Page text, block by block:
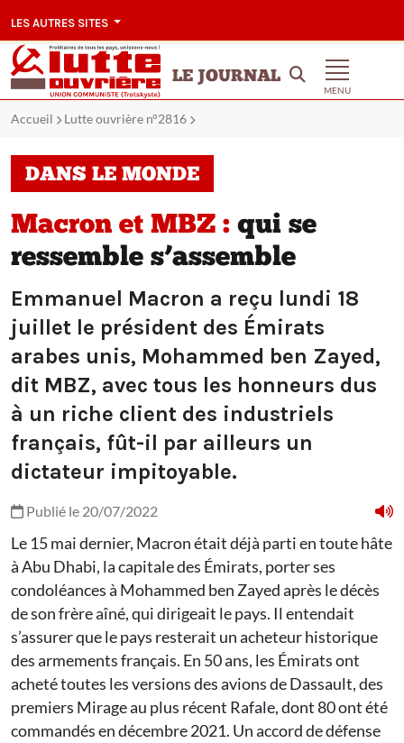
LES AUTRES SITES
LE JOURNAL
MENU
Accueil Lutte ouvrière n°2816
DANS LE MONDE
Macron et MBZ : qui se
ressemble s’assemble
Emmanuel Macron a reçu lundi 18
juillet le président des Émirats
arabes unis, Mohammed ben Zayed,
dit MBZ, avec tous les honneurs dus
à un riche client des industriels
français, fût-il par ailleurs un
dictateur impitoyable.
Publié le 20/07/2022
Le 15 mai dernier, Macron était déjà parti en toute hâte
à Abu Dhabi, la capitale des Émirats, porter ses
condoléances à Mohammed ben Zayed après le décès
de son frère aîné, qui dirigeait le pays. Il entendait
s’assurer que le pays resterait un acheteur historique
des armements français. En 50 ans, les Émirats ont
acheté toutes les versions des avions de Dassault, des
premiers Mirage au plus récent Rafale, dont 80 ont été
commandés en décembre 2021. Un accord de défense